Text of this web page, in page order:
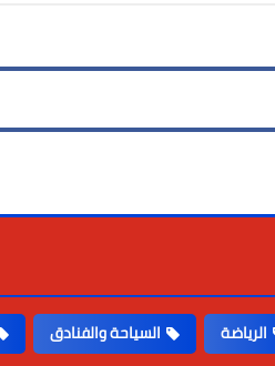
الرياضة السياحة والفنادق